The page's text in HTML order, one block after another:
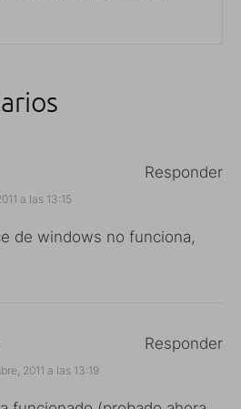
a las 13:15
de windows no funciona,
Responder
2011 a las 13:19
Responder